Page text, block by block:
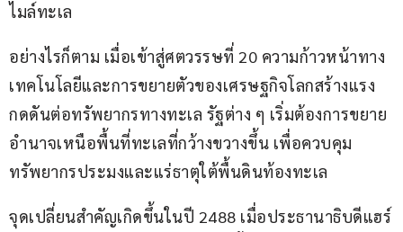
ไมล์ทะเล
อย่างไรก็ตาม เมื่อเข้าสู่ศตวรรษที่ 20 ความก้าวหน้าทาง
เทคโนโลยีและการขยายตัวของเศรษฐกิจโลกสร้างแรง
กดดันต่อทรัพยากรทางทะเล รัฐต่าง ๆ เริ่มต้องการขยาย
อำนาจเหนือพื้นที่ทะเลที่กว้างขวางขึ้น เพื่อควบคุม
ทรัพยากรประมงและแร่ธาตุใต้พื้นดินท้องทะเล
จุดเปลี่ยนสำคัญเกิดขึ้นในปี 2488 เมื่อประธานาธิบดีแฮร์